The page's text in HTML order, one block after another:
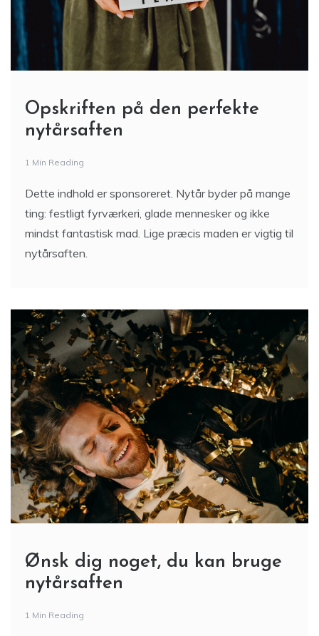
Opskriften på den perfekte
nytårsaften
1 Min Reading
Dette indhold er sponsoreret. Nytår byder på mange
ting: festligt fyrværkeri, glade mennesker og ikke
mindst fantastisk mad. Lige præcis maden er vigtig til
nytårsaften.
Ønsk dig noget, du kan bruge
nytårsaften
1 Min Reading